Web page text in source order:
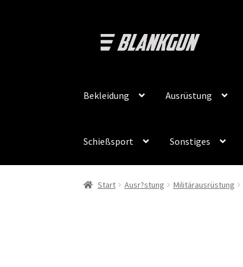
Navigation
Zum
Inhalt
Bekleidung Ausrüstung
Schießsport Sonstiges
Start Ausr?stung Militärausrüstung